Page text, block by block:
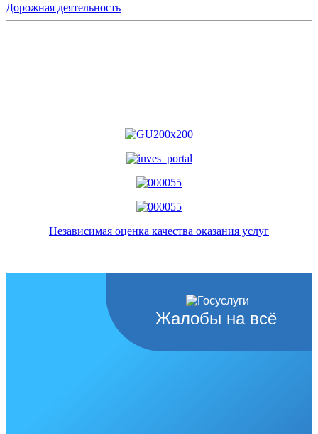
Дорожная деятельность
Независимая оценка качества оказания услуг
Жалобы на всё